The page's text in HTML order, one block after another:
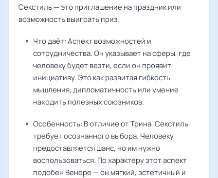
Секстиль — это приглашение на праздник или
возможность выиграть приз.
Что даёт: Аспект возможностей и
сотрудничества. Он указывает на сферы, где
человеку будет везти, если он проявит
инициативу. Это как развитая гибкость
мышления, дипломатичность или умение
находить полезных союзников.
Особенность: В отличие от Трина, Секстиль
требует осознанного выбора. Человеку
предоставляется шанс, но им нужно
воспользоваться. По характеру этот аспект
подобен Венере — он мягкий, эстетичный и